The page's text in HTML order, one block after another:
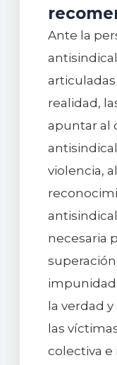
Ante la
realidad,
apuntar al
violencia,
necesaria
impunidad
la verdad
las
colectiva e